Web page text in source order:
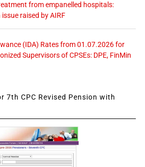
from empanelled hospitals:
raised by AIRF
(IDA) Rates from 01.07.2026 for
Supervisors of CPSEs: DPE, FinMin
7th CPC Revised Pension with